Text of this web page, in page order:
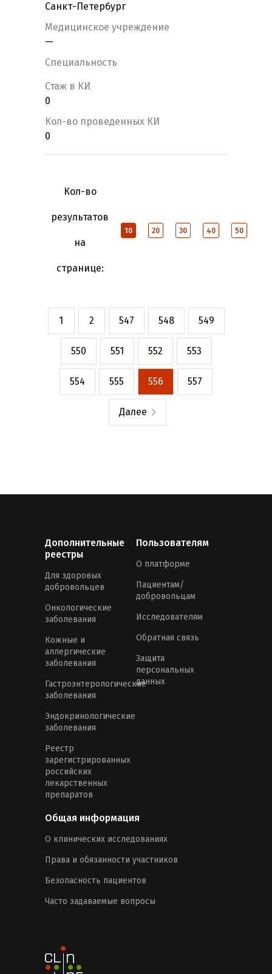
Санкт-Петербург
Медицинское учреждение
—
Специальность
Стаж в КИ
0
Кол-во проведенных КИ
0
Кол-во
результатов
на
странице:
10 20 30 40 50
1 2 547 548 549
550 551 552 553
554 555 556 557
Далее
Дополнительные
реестры
Для здоровых
добровольцев
Онкологические
заболевания
Кожные и
аллергические
заболевания
Гастроэнтерологические
заболевания
Эндокринологические
заболевания
Реестр
зарегистрированных
российских
лекарственных
препаратов
Пользователям
О платформе
Пациентам/
добровольцам
Исследователям
Обратная связь
Защита
персональных
данных
Общая информация
О клинических исследованиях
Права и обязанности участников
Безопасность пациентов
Часто задаваемые вопросы